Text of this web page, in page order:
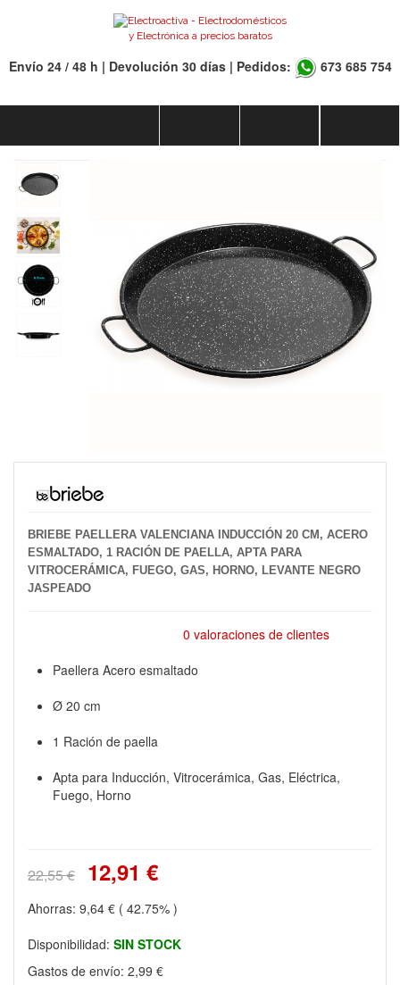
Envío 24 / 48 h | Devolución 30 días | Pedidos: 673 685 754
BRIEBE PAELLERA VALENCIANA INDUCCIÓN 20 CM, ACERO
ESMALTADO, 1 RACIÓN DE PAELLA, APTA PARA
VITROCERÁMICA, FUEGO, GAS, HORNO, LEVANTE NEGRO
JASPEADO
0 valoraciones de clientes
Paellera Acero esmaltado
Ø 20 cm
1 Ración de paella
Apta para Inducción, Vitrocerámica, Gas, Eléctrica,
Fuego, Horno
22,55 € 12,91 €
Ahorras: 9,64 € ( 42.75% )
Disponibilidad: SIN STOCK
Gastos de envío: 2,99 €